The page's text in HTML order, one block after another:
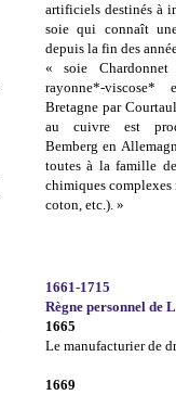
artificiels destinés à
soie qui connaît
depuis la fin des
« soie
rayonne*-
Bretagne par
au cuivre est
Bemberg en
toutes à la famille
chimiques complexes
coton, etc.). »
1661-1715
Règne personnel de
1665
Le manufacturier de
1669